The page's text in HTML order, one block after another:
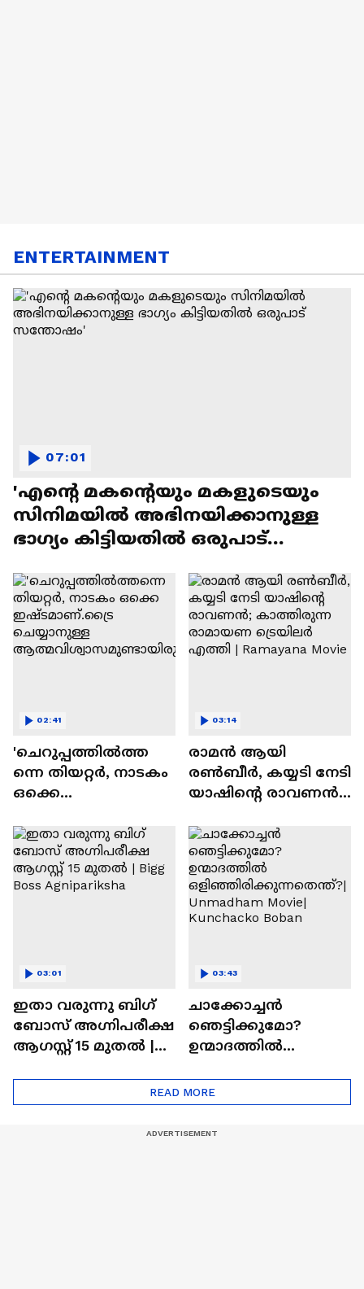
ENTERTAINMENT
'എന്റെ മകന്റെയും മകളുടെയും
സിനിമയിൽ അഭിനയിക്കാനുള്ള
ഭാഗ്യം കിട്ടിയതിൽ ഒരുപാട്
07:01
'ചെറുപ്പത്തിൽത്ത
ന്നെ തിയറ്റർ, നാടകം
ഒക്കെ
ചെയ്യാനുള്ള
ആത്മവിശ്വാസമുണ്ടാ
യിരുന്നില്ല'
02:41
രാമന്‍ ആയി
രൺബീർ, കയ്യടി നേടി
യാഷിന്റെ രാവണൻ;
രാമായണ ട്രെയിലർ
എത്തി | Ramayana
Movie
03:14
ഇതാ വരുന്നു ബിഗ്
ബോസ് അഗ്നിപരീക്ഷ
ആഗസ്റ്റ് 15 മുതൽ |
03:01
ചാക്കോച്ചന്‍
ഞെട്ടിക്കുമോ?
ഉന്മാദത്തിൽ
ന്ത്?| Unmadham
Movie| Kunchacko
03:43
READ MORE